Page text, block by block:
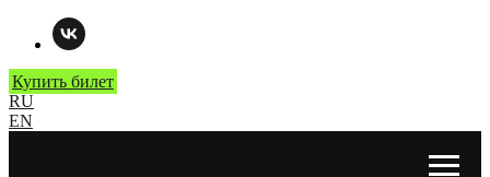
Купить билет
RU
EN